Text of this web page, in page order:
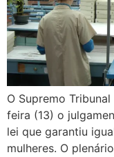
O Supremo
feira (13) o
lei que garantiu
mulheres. O